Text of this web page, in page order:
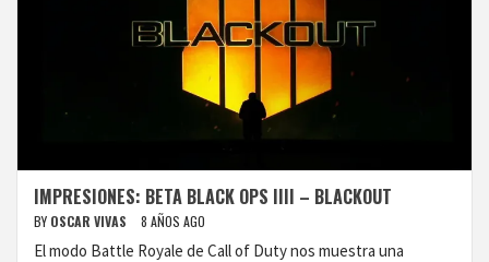
IMPRESIONES: BETA BLACK OPS IIII – BLACKOUT
BY OSCAR VIVAS 8 AÑOS AGO
El modo Battle Royale de Call of Duty nos muestra una